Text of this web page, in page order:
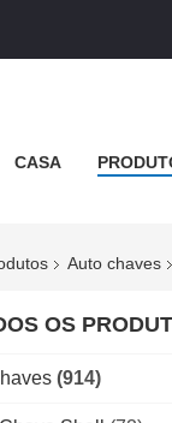
CASA
Auto chaves
OS
(914)